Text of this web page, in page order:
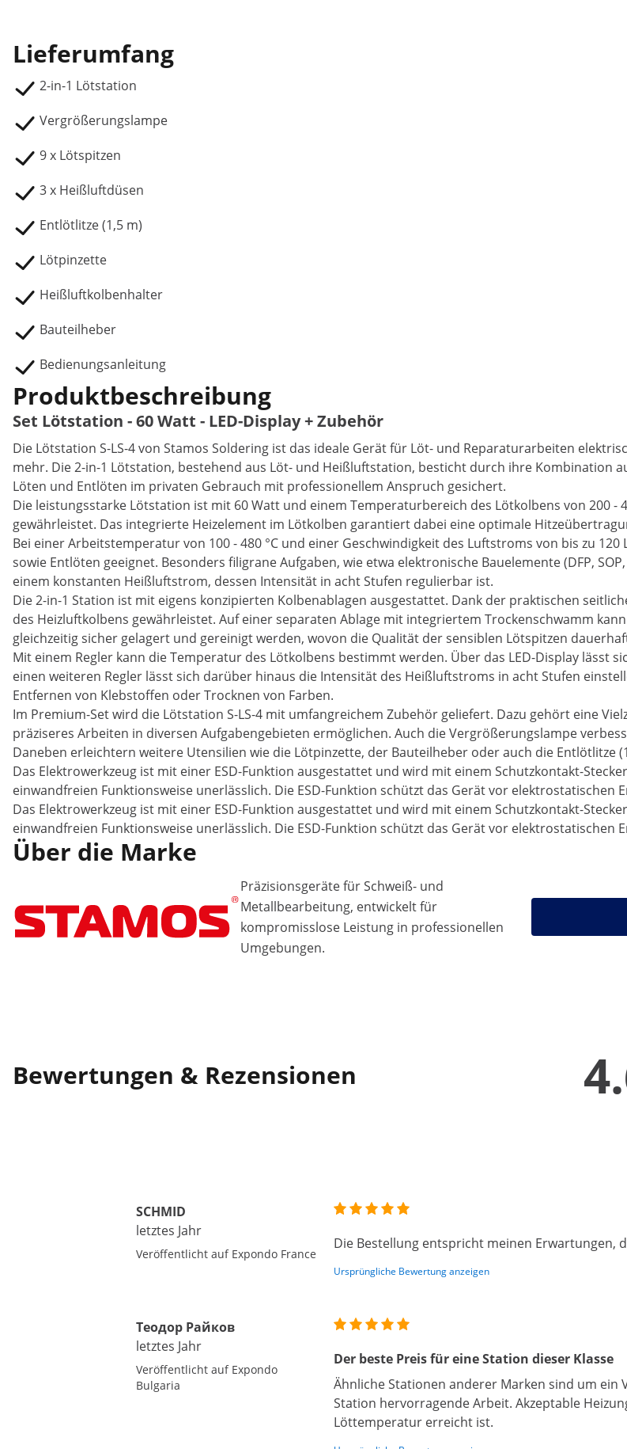
Lieferumfang
2-in-1 Lötstation
Vergrößerungslampe
9 x Lötspitzen
3 x Heißluftdüsen
Entlötlitze (1,5 m)
Lötpinzette
Heißluftkolbenhalter
Bauteilheber
Bedienungsanleitung
Produktbeschreibung
Set Lötstation - 60 Watt - LED-Display + Zubehör
Die Lötstation S-LS-4 von Stamos Soldering ist das ideale Gerät für Löt- und Reparaturarbeiten
mehr. Die 2-in-1 Lötstation, bestehend aus Löt- und Heißluftstation, besticht durch ihre Kombination
Löten und Entlöten im privaten Gebrauch mit professionellem Anspruch gesichert.
Die leistungsstarke Lötstation ist mit 60 Watt und einem Temperaturbereich des Lötkolbens von 200 -
gewährleistet. Das integrierte Heizelement im Lötkolben garantiert dabei eine optimale
Bei einer Arbeitstemperatur von 100 - 480 °C und einer Geschwindigkeit des Luftstroms von bis zu
sowie Entlöten geeignet. Besonders filigrane Aufgaben, wie etwa elektronische Bauelemente (DFP,
einem konstanten Heißluftstrom, dessen Intensität in acht Stufen regulierbar ist.
Die 2-in-1 Station ist mit eigens konzipierten Kolbenablagen ausgestattet. Dank der praktischen
des Heizluftkolbens gewährleistet. Auf einer separaten Ablage mit integriertem Trockenschwamm
gleichzeitig sicher gelagert und gereinigt werden, wovon die Qualität der sensiblen Lötspitzen
Mit einem Regler kann die Temperatur des Lötkolbens bestimmt werden. Über das LED-Display lässt
einen weiteren Regler lässt sich darüber hinaus die Intensität des Heißluftstroms in acht Stufen
Entfernen von Klebstoffen oder Trocknen von Farben.
Im Premium-Set wird die Lötstation S-LS-4 mit umfangreichem Zubehör geliefert. Dazu gehört eine
präziseres Arbeiten in diversen Aufgabengebieten ermöglichen. Auch die Vergrößerungslampe
Daneben erleichtern weitere Utensilien wie die Lötpinzette, der Bauteilheber oder auch die Entlötlitze
Das Elektrowerkzeug ist mit einer ESD-Funktion ausgestattet und wird mit einem Schutzkontakt-
einwandfreien Funktionsweise unerlässlich. Die ESD-Funktion schützt das Gerät vor
Das Elektrowerkzeug ist mit einer ESD-Funktion ausgestattet und wird mit einem Schutzkontakt-
einwandfreien Funktionsweise unerlässlich. Die ESD-Funktion schützt das Gerät vor
Über die Marke
Präzisionsgeräte für Schweiß- und
Metallbearbeitung, entwickelt für
kompromisslose Leistung in professionellen
Umgebungen.
Bewertungen & Rezensionen
SCHMID
letztes Jahr
Veröffentlicht auf Expondo France
Die Bestellung entspricht meinen Erwartungen,
Ursprüngliche Bewertung anzeigen
Теодор Райков
letztes Jahr
Veröffentlicht auf Expondo
Bulgaria
Der beste Preis für eine Station dieser Klasse
Ähnliche Stationen anderer Marken sind um
Station hervorragende Arbeit. Akzeptable
Löttemperatur erreicht ist.